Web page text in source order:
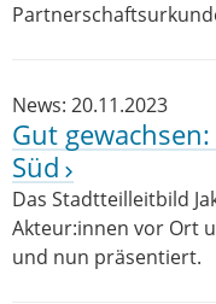
News: 20.11.2023
Gut
Süd
Das Stadtteilleitbild
Akteur:innen vor Ort
und nun präsentiert.